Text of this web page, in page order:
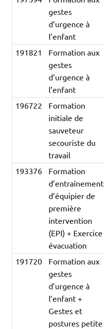
gestes
d’urgence à
l’enfant
191821
Formation aux
gestes
d’urgence à
l’enfant
196722
Formation
initiale de
sauveteur
secouriste du
travail
193376
Formation
d’entraînement
d’équipier de
première
intervention
(EPI) + Exercice
évacuation
191720
Formation aux
gestes
d’urgence à
l’enfant +
Gestes et
postures petite